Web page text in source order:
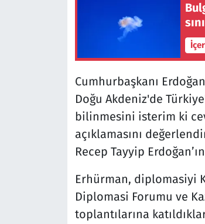
Cumhurbaşkanı
Doğu Akdeniz'de
bilinmesini isterim ki
açıklamasını
Recep Tayyip
Erhürman, diplomasiyi
Diplomasi Forumu ve
toplantılarına